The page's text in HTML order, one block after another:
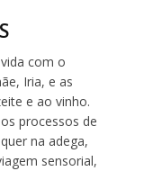
com o
Iria, e as
e ao vinho.
processos de
na adega,
sensorial,